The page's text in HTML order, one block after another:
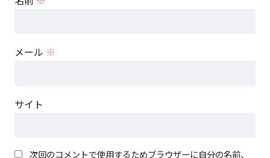
メール ※
サイト
次回のコメントで使用するためブラウザーに自分の名前、